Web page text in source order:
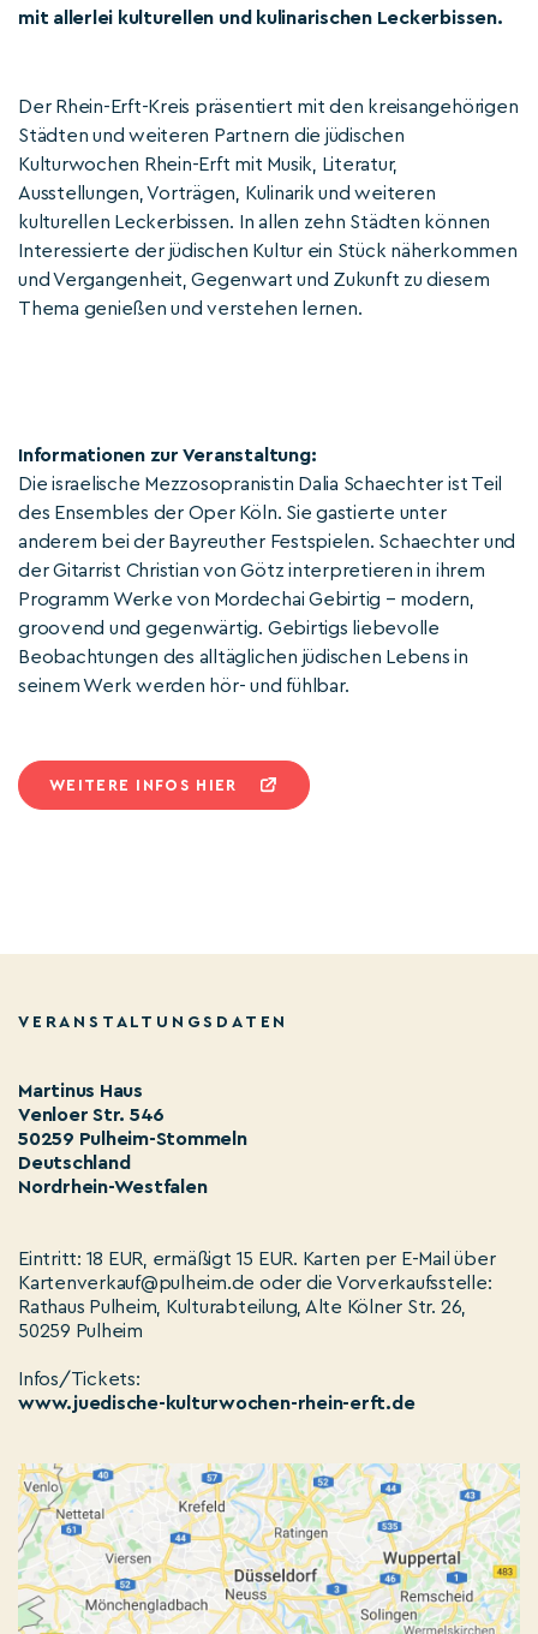
mit allerlei kulturellen und kulinarischen Leckerbissen.
Der Rhein-Erft-Kreis präsentiert mit den kreisangehörigen
Städten und weiteren Partnern die jüdischen
Kulturwochen Rhein-Erft mit Musik, Literatur,
Ausstellungen, Vorträgen, Kulinarik und weiteren
kulturellen Leckerbissen. In allen zehn Städten können
Interessierte der jüdischen Kultur ein Stück näherkommen
und Vergangenheit, Gegenwart und Zukunft zu diesem
Thema genießen und verstehen lernen.
Informationen zur Veranstaltung:
Die israelische Mezzosopranistin Dalia Schaechter ist Teil
des Ensembles der Oper Köln. Sie gastierte unter
anderem bei der Bayreuther Festspielen. Schaechter und
der Gitarrist Christian von Götz interpretieren in ihrem
Programm Werke von Mordechai Gebirtig – modern,
groovend und gegenwärtig. Gebirtigs liebevolle
Beobachtungen des alltäglichen jüdischen Lebens in
seinem Werk werden hör- und fühlbar.
WEITERE INFOS HIER
VERANSTALTUNGSDATEN
Martinus Haus
Venloer Str. 546
50259 Pulheim-Stommeln
Deutschland
Nordrhein-Westfalen
Eintritt: 18 EUR, ermäßigt 15 EUR. Karten per E-Mail über
Kartenverkauf@pulheim.de oder die Vorverkaufsstelle:
Rathaus Pulheim, Kulturabteilung, Alte Kölner Str. 26,
50259 Pulheim
Infos/Tickets:
www.juedische-kulturwochen-rhein-erft.de